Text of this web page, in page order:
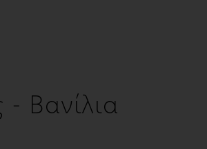
- Βανίλια